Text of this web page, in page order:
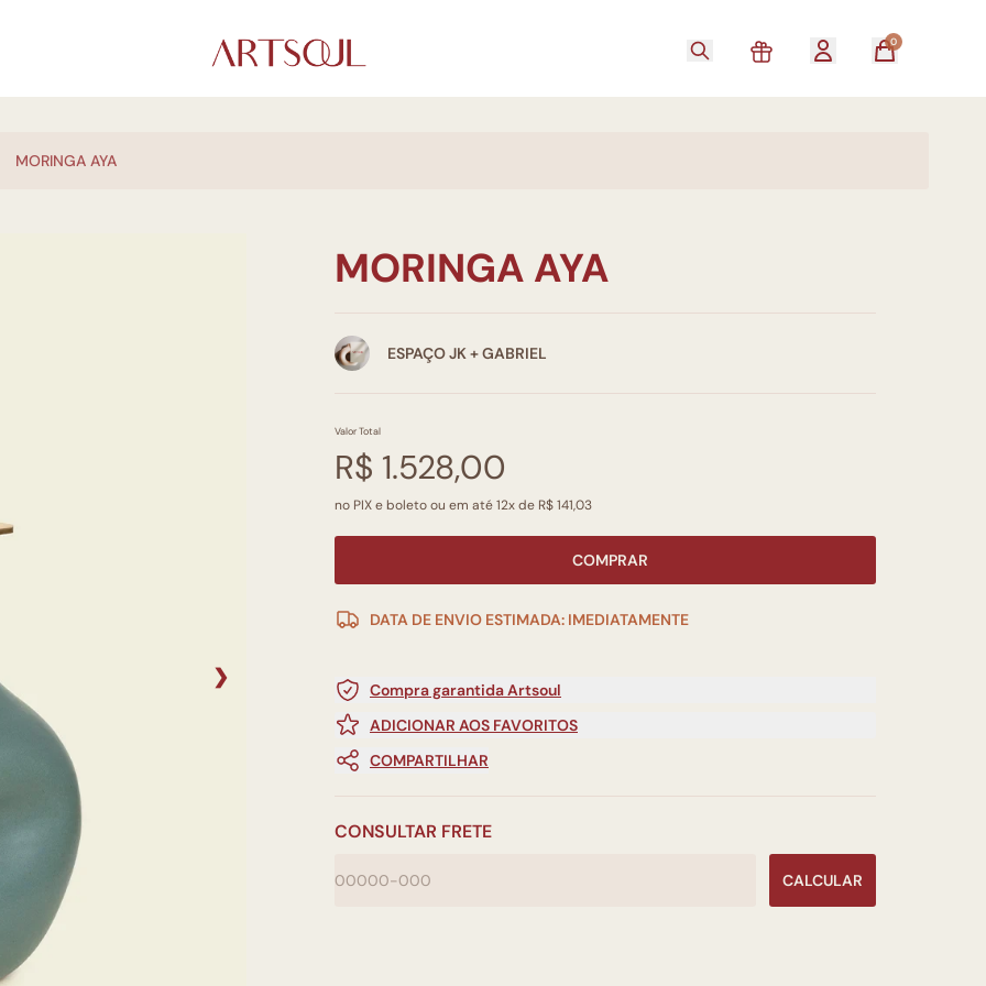
0
MORINGA AYA
❯
MORINGA AYA
ESPAÇO JK + GABRIEL
Valor Total
R$ 1.528,00
no PIX e boleto ou em até 12x de R$ 141,03
COMPRAR
DATA DE ENVIO ESTIMADA: IMEDIATAMENTE
Compra garantida Artsoul
ADICIONAR AOS FAVORITOS
COMPARTILHAR
CONSULTAR FRETE
CALCULAR